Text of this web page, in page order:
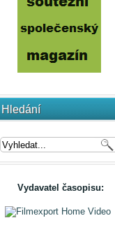
Hledání
Vydavatel časopisu: